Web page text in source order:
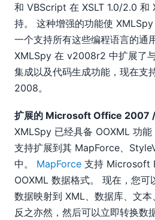
和 VBScript 在 XSLT 1.0/2.0 和
持。 这种增强的功能使
一个支持所有这些编程语言的通
XMLSpy 在 v2008r2 中扩展了
集成以及代码生成功能，现在支
2008。
扩展的 Microsoft Office 2007
XMLSpy 已经具备 OOXML 功
支持扩展到其 MapForce、
中。 MapForce 支持 Microsoft
OOXML 数据格式。 现在，您
数据映射到 XML、数据库、文本
反之亦然，然后可以立即转换数